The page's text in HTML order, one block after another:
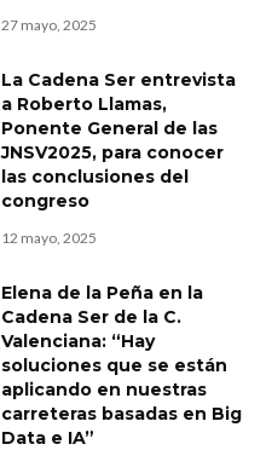
27 mayo, 2025
La Cadena Ser entrevista
a Roberto Llamas,
Ponente General de las
JNSV2025, para conocer
las conclusiones del
congreso
12 mayo, 2025
Elena de la Peña en la
Cadena Ser de la C.
Valenciana: “Hay
soluciones que se están
aplicando en nuestras
carreteras basadas en Big
Data e IA”